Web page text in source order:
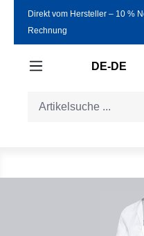
Zum Hauptinhalt springen
Direkt vom Hersteller ‒ 10 %
Rechnung
DE-DE